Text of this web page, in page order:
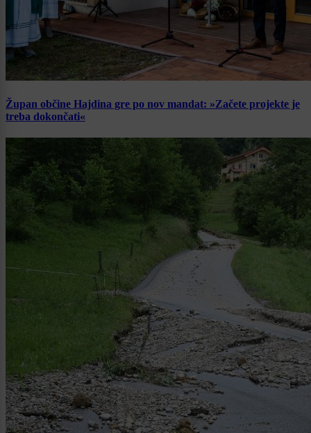
Župan občine Hajdina gre po nov mandat: »Začete projekte je
treba dokončati«